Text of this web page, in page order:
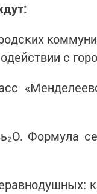
с
Формула